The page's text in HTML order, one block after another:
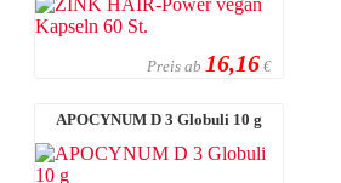
Preis ab 16,16 €
APOCYNUM D 3 Globuli 10 g